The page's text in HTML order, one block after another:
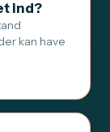
ind?
kan have